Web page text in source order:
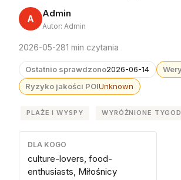
A Admin
Autor: Admin
2026-05-281 min czytania
Ostatnio sprawdzono2026-06-14
Ryzyko jakości POIUnknown
PLAŻE I WYSPY WYRÓŻNIONE
DLA KOGO
culture-lovers, food-
enthusiasts, Miłośnicy